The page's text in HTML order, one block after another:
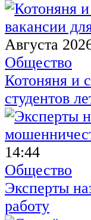
Августа
Общество
Котоняня и
студентов
14:44
Общество
Эксперты
работу